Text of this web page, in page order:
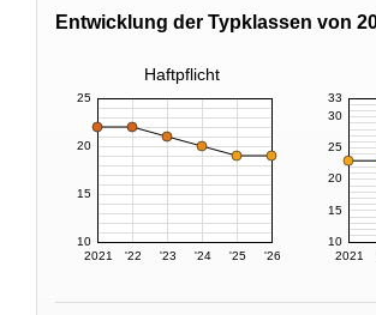
Entwicklung der Typklassen von
Haftpflicht
2021 '22 '23 '24 '25 '26
10
15
20
25
2021
10
15
20
25
30
33